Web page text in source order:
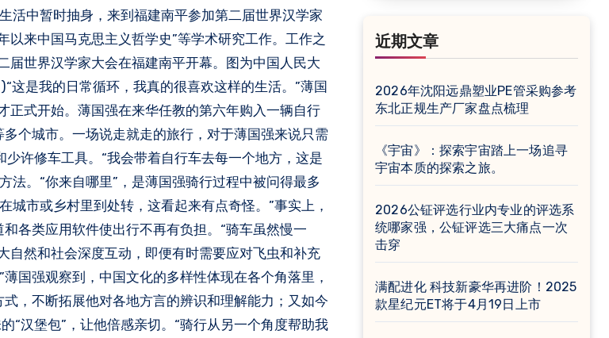
活中暂时抽身，来到福建南平参加第二届世界汉学家
来中国马克思主义哲学史”等学术研究工作。工作之
世界汉学家大会在福建南平开幕。图为中国人民大
是我的日常循环，我真的很喜欢这样的生活。”薄国
正式开始。薄国强在来华任教的第六年购入一辆自行
个城市。一场说走就走的旅行，对于薄国强来说只需
许修车工具。“我会带着自行车去每一个地方，这是
法。“你来自哪里”，是薄国强骑行过程中被问得最多
市或乡村里到处转，这看起来有点奇怪。”事实上，
各类应用软件使出行不再有负担。“骑车虽然慢一
自然和社会深度互动，即便有时需要应对飞虫和补充
国强观察到，中国文化的多样性体现在各个角落里，
，不断拓展他对各地方言的辨识和理解能力；又如今
“汉堡包”，让他倍感亲切。“骑行从另一个角度帮助我
近期文章
2026年沈阳远鼎塑业PE管采购参考
东北正规生产厂家盘点梳理
《宇宙》：探索宇宙踏上一场追寻
宇宙本质的探索之旅。
2026公钲评选行业内专业的评选系
统哪家强，公钲评选三大痛点一次
击穿
满配进化 科技新豪华再进阶！2025
款星纪元ET将于4月19日上市